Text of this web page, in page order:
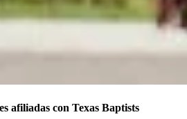
afiliadas con Texas Baptists